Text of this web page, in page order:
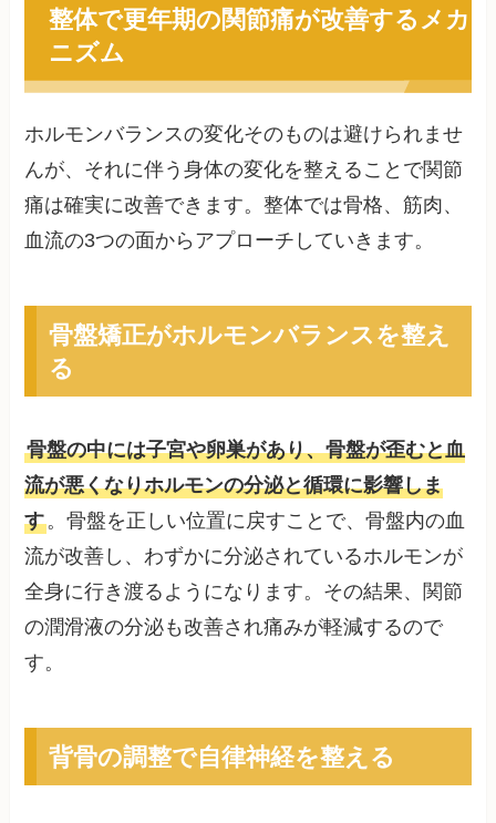
整体で更年期の関節痛が改善するメカ
ニズム
ホルモンバランスの変化そのものは避けられませ
んが、それに伴う身体の変化を整えることで関節
痛は確実に改善できます。整体では骨格、筋肉、
血流の3つの面からアプローチしていきます。
骨盤矯正がホルモンバランスを整え
る
骨盤の中には子宮や卵巣があり、骨盤が歪むと血
流が悪くなりホルモンの分泌と循環に影響しま
す。骨盤を正しい位置に戻すことで、骨盤内の血
流が改善し、わずかに分泌されているホルモンが
全身に行き渡るようになります。その結果、関節
の潤滑液の分泌も改善され痛みが軽減するので
す。
背骨の調整で自律神経を整える